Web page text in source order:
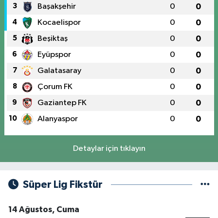
3 Başakşehir 0 0
4 Kocaelispor 0 0
5 Beşiktaş 0 0
6 Eyüpspor 0 0
7 Galatasaray 0 0
8 Çorum FK 0 0
9 Gaziantep FK 0 0
10 Alanyaspor 0 0
Detaylar için tıklayın
Süper Lig Fikstür
14 Ağustos, Cuma